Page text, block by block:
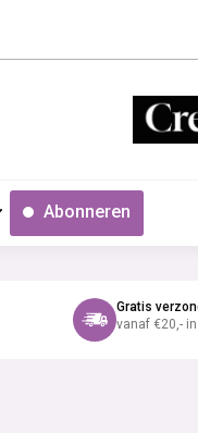
Abonneren
Gratis
vanaf €20,- in